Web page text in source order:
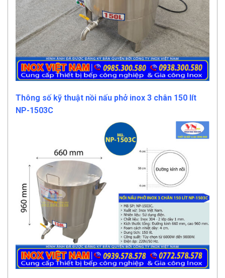
Thông số kỹ thuật nồi nấu phở inox 3 chân 150 lít
NP-1503C